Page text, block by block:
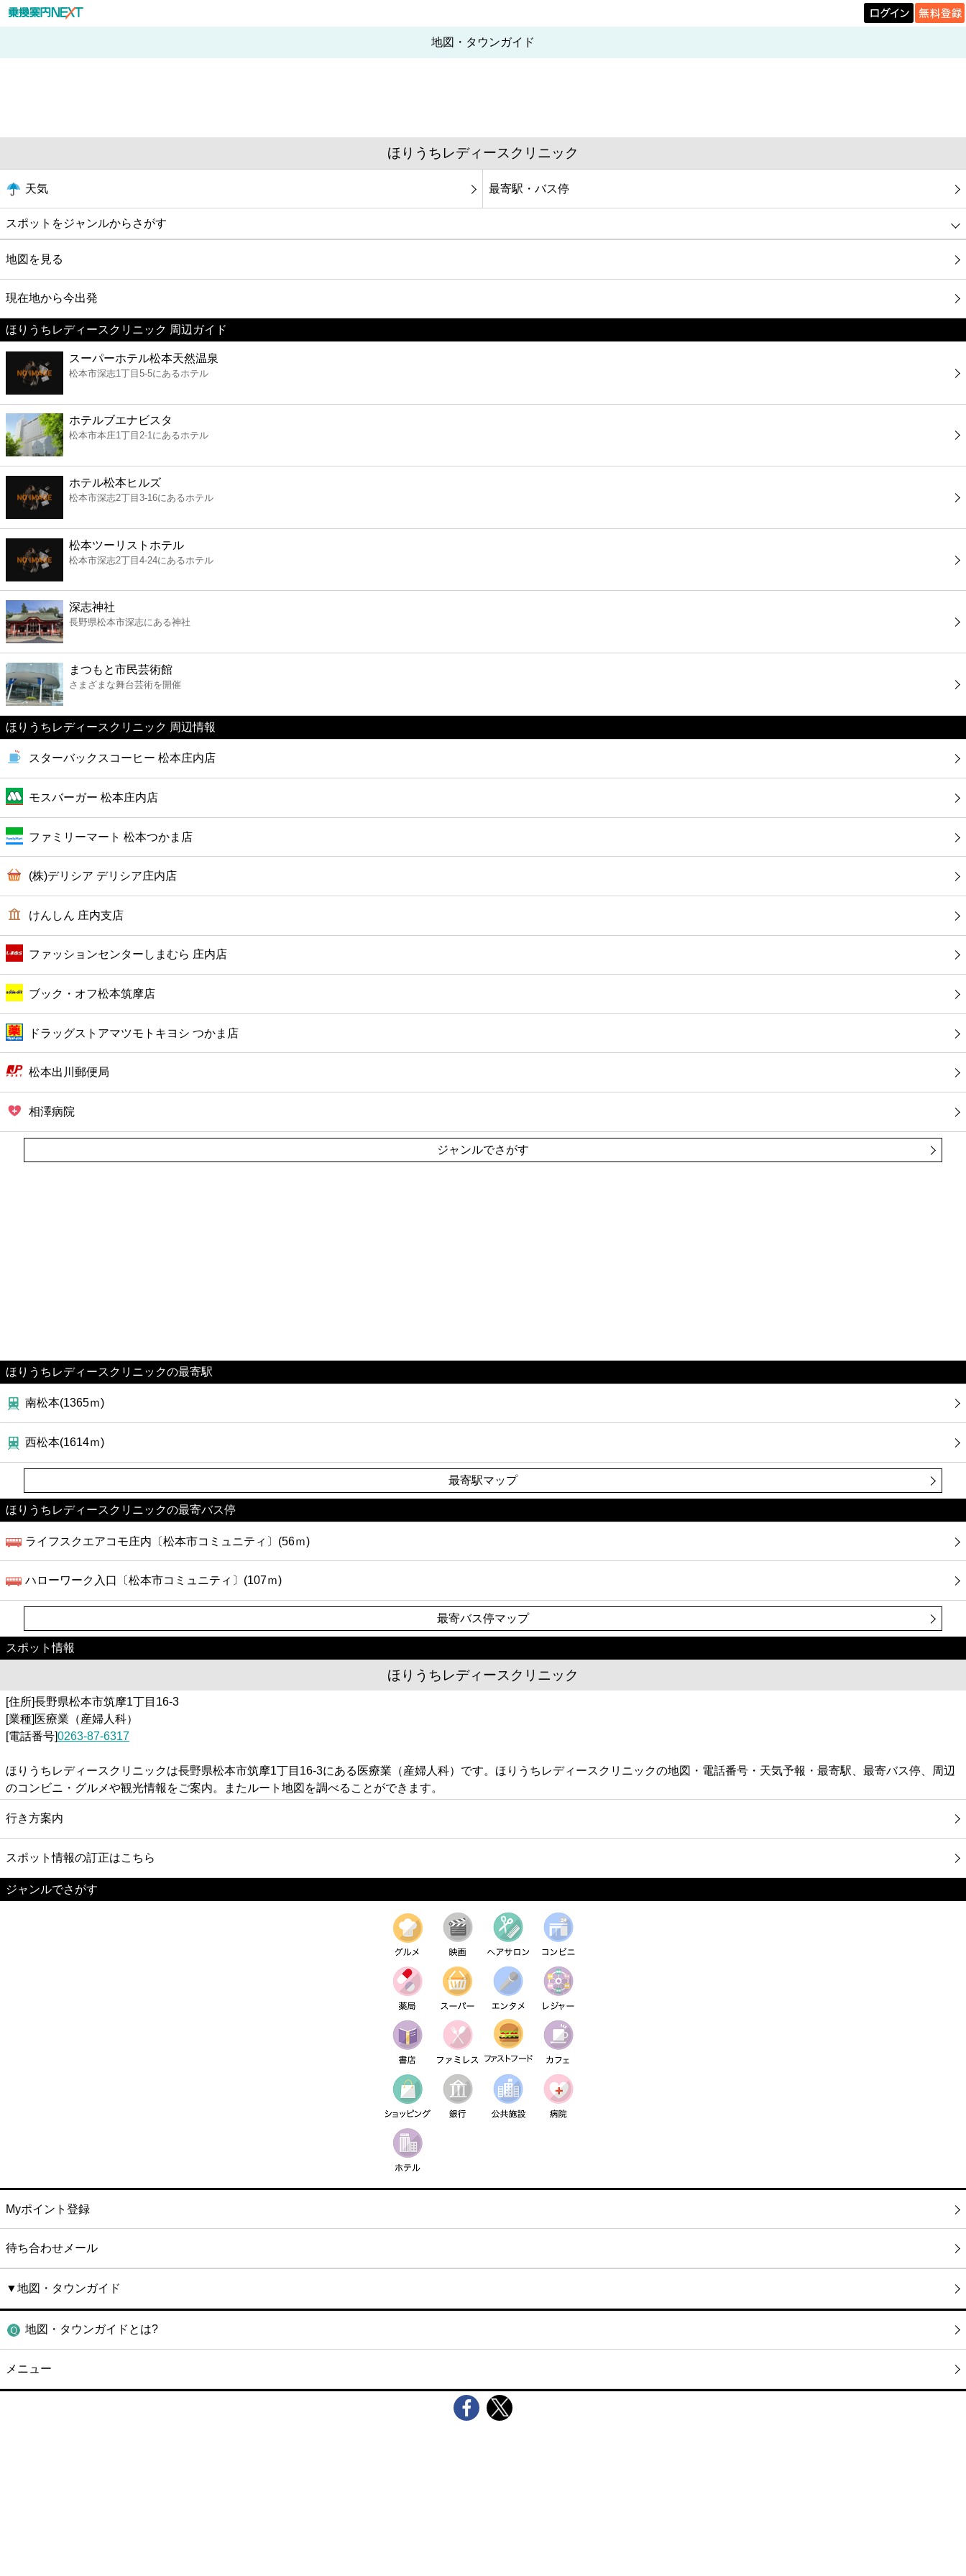
地図・タウンガイド
ほりうちレディースクリニック
天気 最寄駅・バス停
スポットをジャンルからさがす
グルメ
映画
美容
コンビニ
薬局
スーパー
エンタメ
レジャー
書店
ファミレス
ファーストフード
カフェ
ショッピング
公共
病院
ホテル
地図を見る
現在地から今出発
ほりうちレディースクリニック 周辺ガイド
スーパーホテル松本天然温泉
松本市深志1丁目5-5にあるホテル
ホテルブエナビスタ
松本市本庄1丁目2-1にあるホテル
ホテル松本ヒルズ
松本市深志2丁目3-16にあるホテル
松本ツーリストホテル
松本市深志2丁目4-24にあるホテル
深志神社
長野県松本市深志にある神社
まつもと市民芸術館
さまざまな舞台芸術を開催
ほりうちレディースクリニック 周辺情報
スターバックスコーヒー 松本庄内店
モスバーガー 松本庄内店
ファミリーマート 松本つかま店
(株)デリシア デリシア庄内店
けんしん 庄内支店
ファッションセンターしまむら 庄内店
ブック・オフ松本筑摩店
ドラッグストアマツモトキヨシ つかま店
松本出川郵便局
相澤病院
ジャンルでさがす
ほりうちレディースクリニックの最寄駅
南松本(1365ｍ)
西松本(1614ｍ)
最寄駅マップ
ほりうちレディースクリニックの最寄バス停
ライフスクエアコモ庄内〔松本市コミュニティ〕(56ｍ)
ハローワーク入口〔松本市コミュニティ〕(107ｍ)
最寄バス停マップ
スポット情報
ほりうちレディースクリニック
[住所]長野県松本市筑摩1丁目16-3
[業種]医療業（産婦人科）
[電話番号]0263-87-6317
ほりうちレディースクリニックは長野県松本市筑摩1丁目16-3にある医療業（産婦人科）です。ほりうちレディースクリニックの地図・電話番号・天気予報・最寄駅、最寄バス停、周辺
のコンビニ・グルメや観光情報をご案内。またルート地図を調べることができます。
行き方案内
スポット情報の訂正はこちら
ジャンルでさがす
Myポイント登録
待ち合わせメール
▼地図・タウンガイド
地図・タウンガイドとは?
メニュー